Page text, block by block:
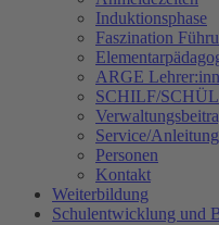
Induktionsphase
Faszination
ARGE
SCHILF/
Service/
Personen
Kontakt
Weiterbildung
Schulentwicklung und